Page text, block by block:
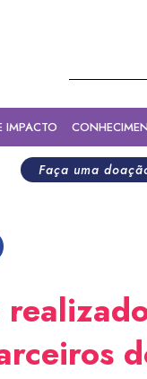
IMPACTO
Faça uma